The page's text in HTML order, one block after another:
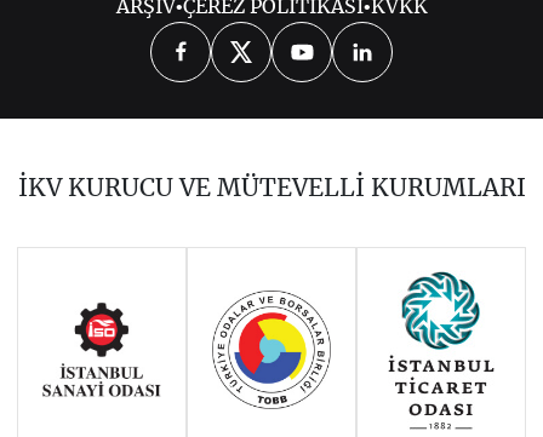
2026 2024 2023
2022 2021 2020
ARŞİV•ÇEREZ POLİTİKASI•KVKK
İKV KURUCU VE MÜTEVELLİ KURUMLARI